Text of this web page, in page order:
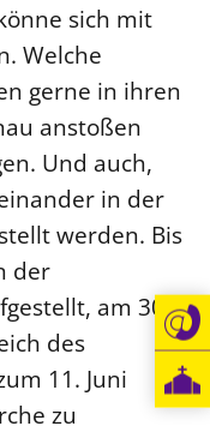
sich mit
Welche
gerne in ihren
anstoßen
Und auch,
in der
werden. Bis
der
am 30.
des
11. Juni
zu